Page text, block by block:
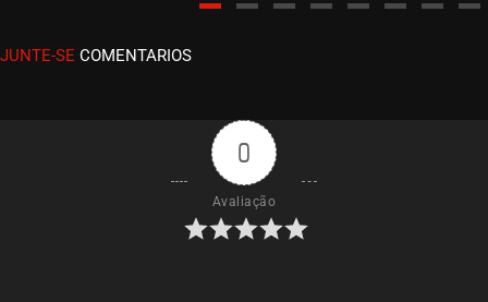
JUNTE-SE COMENTARIOS
0
Avaliação